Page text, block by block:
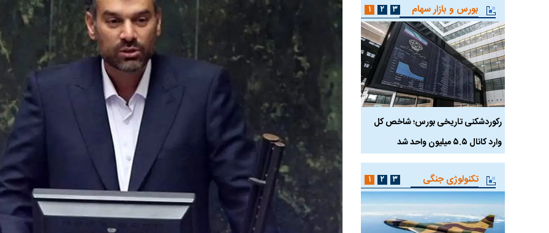
بورس و بازار سهام
رکوردشکنی تاریخی بورس؛ شاخص کل
وارد کانال ۵.۵ میلیون واحد شد
هجوم نقدینگی به بورس؛ شاخص کل و
هم‌وزن در قله تاریخی
بورس تهران رکورد شکست
رکوردشکنی
وارد کانال ۵.۵ میلیون واحد شد
۱ ۲ ۳
تکنولوژی جنگی ۱ ۲ ۳